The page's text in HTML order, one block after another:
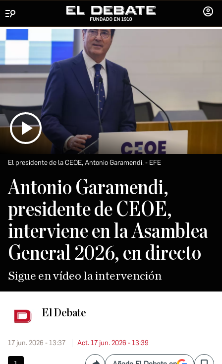
SESIÓN
El presidente de la CEOE, Antonio Garamendi. EFE
Antonio Garamendi,
presidente de CEOE,
interviene en la Asamblea
General 2026, en directo
Sigue en vídeo la intervención
El Debate
17 jun. 2026 - 13:37 Act. 17 jun. 2026 - 13:39